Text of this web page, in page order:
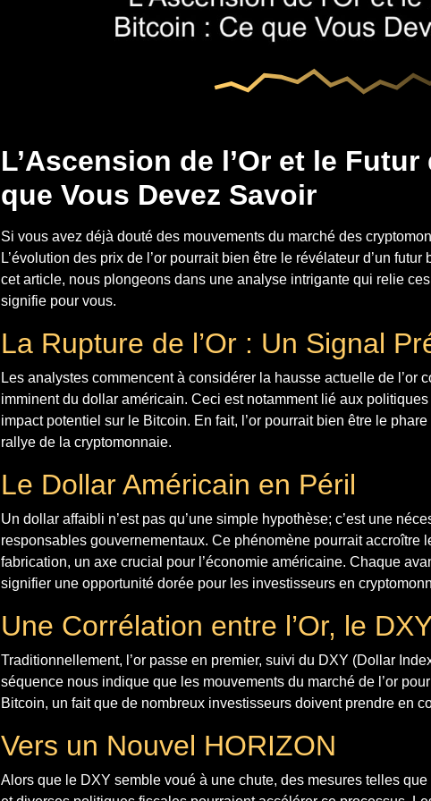
L’Ascension de l’Or et le
que Vous Devez Savoir
Si vous avez déjà douté des mouvements du marché des
L’évolution des prix de l’or pourrait bien être le révélateur d’un
cet article, nous plongeons dans une analyse intrigante qui relie
signifie pour vous.
La Rupture de l’Or : Un Signal
Les analystes commencent à considérer la hausse actuelle de l’or
imminent du dollar américain. Ceci est notamment lié aux
impact potentiel sur le Bitcoin. En fait, l’or pourrait bien être le
rallye de la cryptomonnaie.
Le Dollar Américain en Péril
Un dollar affaibli n’est pas qu’une simple hypothèse; c’est une
responsables gouvernementaux. Ce phénomène pourrait accroître
fabrication, un axe crucial pour l’économie américaine. Chaque
signifier une opportunité dorée pour les investisseurs en
Une Corrélation entre l’Or, le
Traditionnellement, l’or passe en premier, suivi du DXY (Dollar
séquence nous indique que les mouvements du marché de l’or
Bitcoin, un fait que de nombreux investisseurs doivent prendre en
Vers un Nouvel HORIZON
Alors que le DXY semble voué à une chute, des mesures telles